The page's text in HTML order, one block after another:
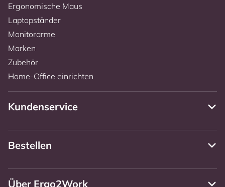
Ergonomische Maus
Laptopständer
Monitorarme
Marken
Zubehör
Home-Office einrichten
Kundenservice
Bestellen
Über Ergo2Work